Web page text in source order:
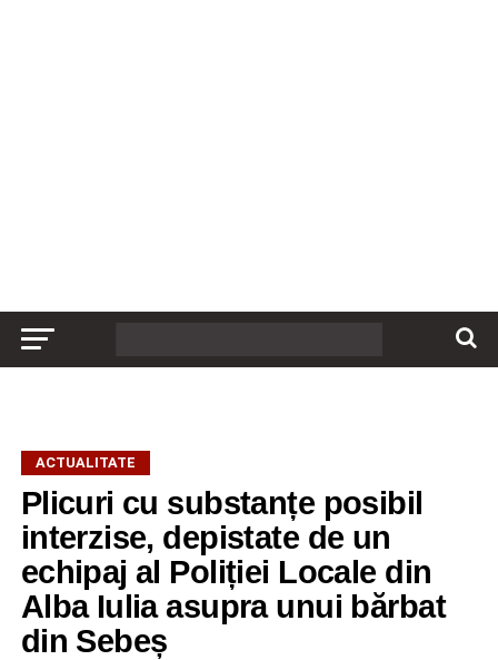
ACTUALITATE
Plicuri cu substanțe posibil
interzise, depistate de un
echipaj al Poliției Locale din
Alba Iulia asupra unui bărbat
din Sebeș